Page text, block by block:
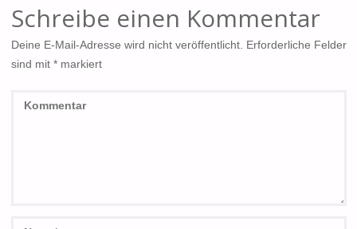
Schreibe einen Kommentar
Deine E-Mail-Adresse wird nicht veröffentlicht. Erforderliche Felder
sind mit *markiert